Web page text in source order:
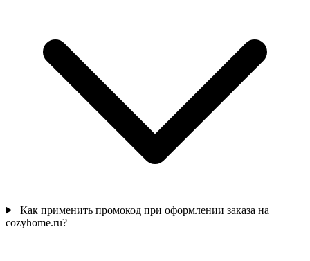
Как применить промокод при оформлении заказа на
cozyhome.ru?